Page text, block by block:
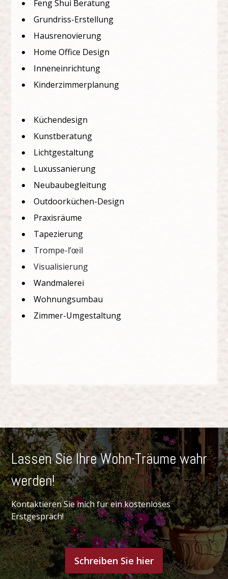
Feng Shui Beratung
Grundriss-Erstellung
Hausrenovierung
Home Office Design
Inneneinrichtung
Kinderzimmerplanung
Küchendesign
Kunstberatung
Lichtgestaltung
Luxussanierung
Neubaubegleitung
Outdoorküchen-Design
Praxisräume
Tapezierung
Trompe-l’œil
Visualisierung
Wandmalerei
Wohnungsumbau
Zimmer-Umgestaltung
Lassen Sie Ihre Wohn-Träume wahr
werden!
Kontaktieren Sie mich für ein kostenloses
Erstgespräch!
Schreiben Sie hier